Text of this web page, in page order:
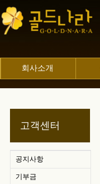
회사소개
고객센터
공지사항
기부금